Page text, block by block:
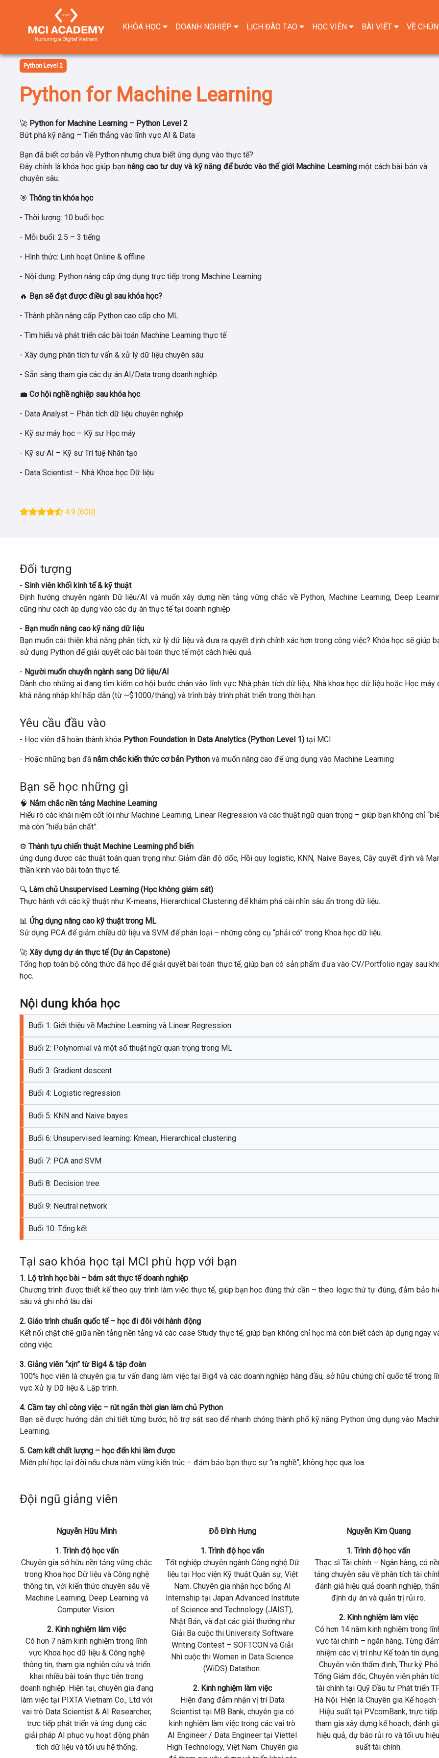
KHÓA HỌC DOANH NGHIỆP LỊCH ĐÀO TẠO HỌC VIÊN BÀI VIẾT VỀ
Python Level 2
Python for Machine Learning
🚀 Python for Machine Learning – Python Level 2
Bứt phá kỹ năng – Tiến thẳng vào lĩnh vực AI & Data
Bạn đã biết cơ bản về Python nhưng chưa biết ứng dụng vào thực tế?
Đây chính là khóa học giúp bạnnâng cao tư duy và kỹ năng để bước vào thế giới Machine Learningmột cách bài bản và
chuyên sâu.
🎯 Thông tin khóa học
- Thời lượng: 10 buổi học
- Mỗi buổi: 2.5 – 3 tiếng
- Hình thức: Linh hoạt Online & offline
- Nội dung: Python nâng cấp ứng dụng trực tiếp trong Machine Learning
🔥 Bạn sẽ đạt được điều gì sau khóa học?
- Thành phần nâng cấp Python cao cấp cho ML
- Tìm hiểu và phát triển các bài toán Machine Learning thực tế
- Xây dựng phân tích tư vấn & xử lý dữ liệu chuyên sâu
- Sẵn sàng tham gia các dự án AI/Data trong doanh nghiệp
💼 Cơ hội nghề nghiệp sau khóa học
- Data Analyst – Phân tích dữ liệu chuyên nghiệp
- Kỹ sư máy học – Kỹ sư Học máy
- Kỹ sư AI – Kỹ sư Trí tuệ Nhân tạo
- Data Scientist – Nhà Khoa học Dữ liệu
4.9 (600)
Đối tượng
- Sinh viên khối kinh tế & kỹ thuật
Định hướng chuyên ngành Dữ liệu/AI và muốn xây dựng nền tảng vững chắc về Python, Machine Learning, Deep
cũng như cách áp dụng vào các dự án thực tế tại doanh nghiệp.
- Bạn muốn nâng cao kỹ năng dữ liệu
Bạn muốn cải thiện khả năng phân tích, xử lý dữ liệu và đưa ra quyết định chính xác hơn trong công việc? Khóa học sẽ giúp
sử dụng Python để giải quyết các bài toán thực tế một cách hiệu quả.
- Người muốn chuyển ngành sang Dữ liệu/AI
Dành cho những ai đang tìm kiếm cơ hội bước chân vào lĩnh vực Nhà phân tích dữ liệu, Nhà khoa học dữ liệu hoặc Học máy
khả năng nhập khí hấp dẫn (từ ~$1000/tháng) và trình bày trình phát triển trong thời hạn.
Yêu cầu đầu vào
- Học viên đã hoàn thành khóa Python Foundation in Data Analytics (Python Level 1) tại MCI
- Hoặc những bạn đã nắm chắc kiến ​​thức cơ bản Python và muốn nâng cao để ứng dụng vào Machine Learning
Bạn sẽ học những gì
🧠 Nắm chắc nền tảng Machine Learning
Hiểu rõ các khái niệm cốt lõi như Machine Learning, Linear Regression và các thuật ngữ quan trọng – giúp bạn không chỉ
mà còn “hiểu bản chất”.
⚙️ Thành tựu chiến thuật Machine Learning phổ biến
ứng dụng được các thuật toán quan trọng như: Giảm dần độ dốc, Hồi quy logistic, KNN, Naive Bayes, Cây quyết định và
thần kinh vào bài toán thực tế.
🔍 Làm chủ Unsupervised Learning (Học không giám sát)
Thực hành với các kỹ thuật như K-means, Hierarchical Clustering để khám phá cái nhìn sâu ẩn trong dữ liệu.
📊 Ứng dụng nâng cao kỹ thuật trong ML
Sử dụng PCA để giảm chiều dữ liệu và SVM để phân loại – những công cụ “phải có” trong Khoa học dữ liệu.
🚀 Xây dựng dự án thực tế (Dự án Capstone)
Tổng hợp toàn bộ công thức đã học để giải quyết bài toán thực tế, giúp bạn có sản phẩm đưa vào CV/Portfolio ngay sau
học.
Nội dung khóa học
Buổi 1: Giới thiệu về Machine Learning và Linear Regression
Buổi 2: Polynomial và một số thuật ngữ quan trọng trong ML
Buổi 3: Gradient descent
Buổi 4: Logistic regression
Buổi 5: KNN and Naive bayes
Buổi 6: Unsupervised learning: Kmean, Hierarchical clustering
Buổi 7: PCA and SVM
Buổi 8: Decision tree
Buổi 9: Neutral network
Buổi 10: Tổng kết
Tại sao khóa học tại MCI phù hợp với bạn
1. Lộ trình học bài – bám sát thực tế doanh nghiệp
Chương trình được thiết kế theo quy trình làm việc thực tế, giúp bạn học đúng thứ cần – theo logic thứ tự đúng, đảm bảo
sâu và ghi nhớ lâu dài.
2. Giáo trình chuẩn quốc tế – học đi đôi với hành động
Kết nối chặt chẽ giữa nền tảng nền tảng và các case Study thực tế, giúp bạn không chỉ học mà còn biết cách áp dụng ngay
công việc.
3. Giảng viên “xịn” từ Big4 & tập đoàn
100% học viên là chuyên gia tư vấn đang làm việc tại Big4 và các doanh nghiệp hàng đầu, sở hữu chứng chỉ quốc tế trong
vực Xử lý Dữ liệu & Lập trình.
4. Cầm tay chỉ công việc – rút ngắn thời gian làm chủ Python
Bạn sẽ được hướng dẫn chi tiết từng bước, hỗ trợ sát sao để nhanh chóng thành phố kỹ năng Python ứng dụng vào
Learning.
5. Cam kết chất lượng – học đến khi làm được
Miễn phí học lại đời nếu chưa nắm vững kiến ​​trúc – đảm bảo bạn thực sự “ra nghề”, không học qua loa.
Đội ngũ giảng viên
Nguyễn Hữu Minh
1. Trình độ học vấn
Chuyên gia sở hữu nền tảng vững chắc
trong Khoa học Dữ liệu và Công nghệ
thông tin, với kiến thức chuyên sâu về
Machine Learning, Deep Learning và
Computer Vision.
2. Kinh nghiệm làm việc
Có hơn 7 năm kinh nghiệm trong lĩnh
vực Khoa học dữ liệu & Công nghệ
thông tin, tham gia nghiên cứu và triển
khai nhiều bài toán thực tiễn trong
doanh nghiệp. Hiện tại, chuyên gia đang
làm việc tại PIXTA Vietnam Co., Ltd với
vai trò Data Scientist & AI Researcher,
trực tiếp phát triển và ứng dụng các
giải pháp AI phục vụ hoạt động phân
tích dữ liệu và tối ưu hệ thống.
Đỗ Đình Hưng
1. Trình độ học vấn
Tốt nghiệp chuyên ngành Công nghệ Dữ
liệu tại Học viện Kỹ thuật Quân sự, Việt
Nam. Chuyên gia nhận học bổng AI
Internship tại Japan Advanced Institute
of Science and Technology (JAIST),
Nhật Bản, và đạt các giải thưởng như
Giải Ba cuộc thi University Software
Writing Contest – SOFTCON và Giải
Nhì cuộc thi Women in Data Science
(WiDS) Datathon.
2. Kinh nghiệm làm việc
Hiện đang đảm nhận vị trí Data
Scientist tại MB Bank, chuyên gia có
kinh nghiệm làm việc trong các vai trò
AI Engineer / Data Engineer tại Viettel
High Technology, Việt Nam. Chuyên gia
Nguyễn Kim Quang
1. Trình độ học vấn
Thạc sĩ Tài chính – Ngân hàng, có
tảng chuyên sâu về phân tích tài
đánh giá hiệu quả doanh nghiệp,
định dự án và quản trị rủi ro.
2. Kinh nghiệm làm việc
Có hơn 14 năm kinh nghiệm trong
vực tài chính – ngân hàng. Từng
nhiệm các vị trí như Kế toán tín
Chuyên viên thẩm định, Thư ký Phó
Tổng Giám đốc, Chuyên viên phân
tài chính tại Quỹ Đầu tư Phát triển
Hà Nội. Hiện là Chuyên gia Kế hoạch
Hiệu suất tại PVcomBank, trực tiếp
tham gia xây dựng kế hoạch, đánh
hiệu quả, dự báo rủi ro và tối ưu
suất tài chính.